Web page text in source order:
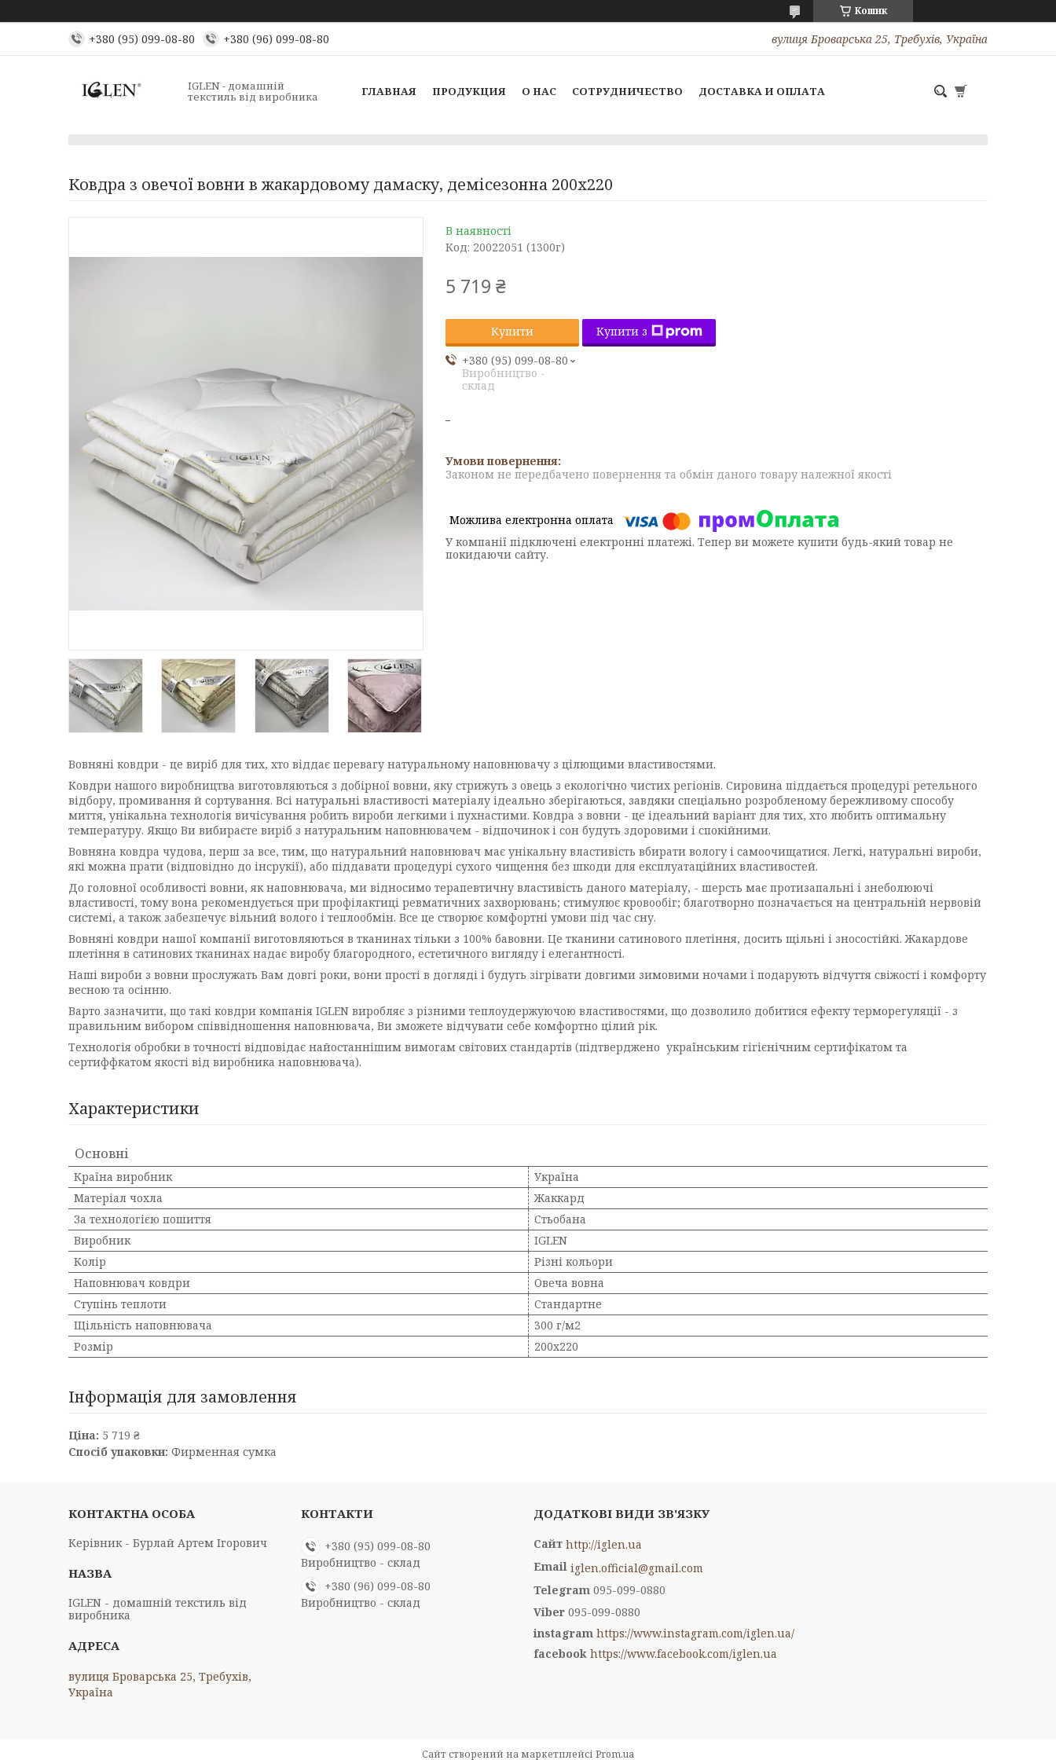
Кошик
+380 (95) 099-08-80 +380 (96) 099-08-80 вулиця Броварська 25, Требухів, Україна
IGLEN - домашній
текстиль від виробника ГЛАВНАЯ ПРОДУКЦИЯ О НАС СОТРУДНИЧЕСТВО ДОСТАВКА И ОПЛАТА
Ковдра з овечої вовни в жакардовому дамаску, демісезонна 200x220
В наявності
Код: 20022051 (1300г)
5 719 ₴
Купити
Купити з
+380 (95) 099-08-80
Виробництво -
склад
Законом не передбачено повернення та обмін даного товару належної якості
У компанії підключені електронні платежі. Тепер ви можете купити будь-який товар не
покидаючи сайту.
Вовняні ковдри - це виріб для тих, хто віддає перевагу натуральному наповнювачу з цілющими властивостями.
Ковдри нашого виробництва виготовляються з добірної вовни, яку стрижуть з овець з екологічно чистих регіонів. Сировина піддається процедурі ретельного
відбору, промивання й сортування. Всі натуральні властивості матеріалу ідеально зберігаються, завдяки спеціально розробленому бережливому способу
миття, унікальна технологія вичісування робить вироби легкими і пухнастими. Ковдра з вовни - це ідеальний варіант для тих, хто любить оптимальну
температуру. Якщо Ви вибираєте виріб з натуральним наповнювачем - відпочинок і сон будуть здоровими і спокійними.
Вовняна ковдра чудова, перш за все, тим, що натуральний наповнювач має унікальну властивість вбирати вологу і самоочищатися. Легкі, натуральні вироби,
які можна прати (відповідно до інсрукії), або піддавати процедурі сухого чищення без шкоди для експлуатаційних властивостей.
До головної особливості вовни, як наповнювача, ми відносимо терапевтичну властивість даного матеріалу, - шерсть має протизапальні і знеболюючі
властивості, тому вона рекомендується при профілактиці ревматичних захворювань; стимулює кровообіг; благотворно позначається на центральній нервовій
системі, а також забезпечує вільний волого і теплообмін. Все це створює комфортні умови під час сну.
Вовняні ковдри нашої компанії виготовляються в тканинах тільки з 100% бавовни. Це тканини сатинового плетіння, досить щільні і зносостійкі. Жакардове
плетіння в сатинових тканинах надає виробу благородного, естетичного вигляду і елегантності.
Наші вироби з вовни прослужать Вам довгі роки, вони прості в догляді і будуть зігрівати довгими зимовими ночами і подарують відчуття свіжості і комфорту
весною та осінню.
Варто зазначити, що такі ковдри компанія IGLEN виробляє з різними теплоудержуючою властивостями, що дозволило добитися ефекту терморегуляції - з
правильним вибором співвідношення наповнювача, Ви зможете відчувати себе комфортно цілий рік.
Технологія обробки в точності відповідає найостаннішим вимогам світових стандартів (підтверджено українським гігієнічним сертифікатом та
сертиффкатом якості від виробника наповнювача).
Характеристики
Основні
Країна виробник
Україна
Матеріал чохла
Жаккард
За технологією пошиття
Стьобана
Виробник
IGLEN
Колір
Різні кольори
Наповнювач ковдри
Овеча вовна
Ступінь теплоти
Стандартне
Щільність наповнювача
300 г/м2
Розмір
200x220
Інформація для замовлення
Ціна: 5 719 ₴
Спосіб упаковки: Фирменная сумка
Керівник - Бурлай Артем Ігорович
IGLEN - домашній текстиль від
виробника
вулиця Броварська 25, Требухів,
Україна
+380 (95) 099-08-80
Виробництво - склад
+380 (96) 099-08-80
Виробництво - склад
http://iglen.ua
iglen.official@gmail.com
095-099-0880
095-099-0880
instagram https://www.instagram.com/iglen.ua/
facebook https://www.facebook.com/iglen.ua
Сайт створений на маркетплейсі Prom.ua